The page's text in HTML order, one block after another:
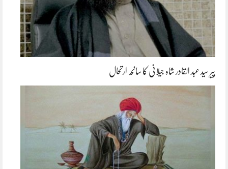
پیر سید عبد القادر شاہ جیلانی کا سانحہ ارتحال